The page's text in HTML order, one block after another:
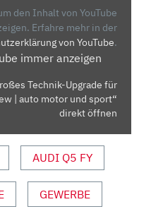
den Inhalt von YouTube
Erfahre mehr in der
von YouTube.
immer anzeigen
Technik-Upgrade für
| auto motor und sport“
direkt öffnen
AUDI Q5 FY
GEWERBE